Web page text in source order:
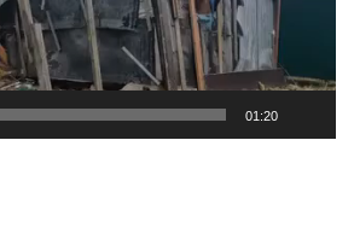
01:20